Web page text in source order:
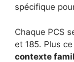
spécifique
Chaque PCS
et 185. Plus
contexte